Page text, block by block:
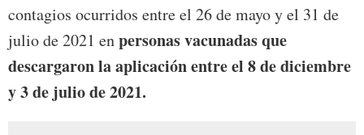
contagios ocurridos entre el 26 de mayo y el 31 de
julio de 2021 enpersonas vacunadas que
descargaron la aplicación entre el 8 de diciembre
y 3 de julio de 2021.